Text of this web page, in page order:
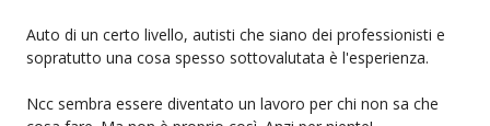
Auto di un certo livello, autisti che siano dei professionisti e
sopratutto una cosa spesso sottovalutata è l'esperienza.
Ncc sembra essere diventato un lavoro per chi non sa che